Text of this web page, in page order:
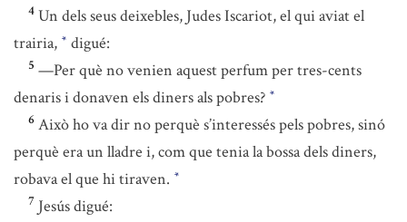
4 Un dels seus deixebles, Judes Iscariot, el qui aviat el
trairia, * digué:
5 —Per què no venien aquest perfum per tres-cents
denaris i donaven els diners als pobres? *
6 Això ho va dir no perquè s’interessés pels pobres, sinó
perquè era un lladre i, com que tenia la bossa dels diners,
robava el que hi tiraven. *
7 Jesús digué: